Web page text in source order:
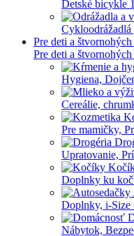
Detské bicykle
Cykloodrážadlá
Pre deti a
Pre deti a
Hygiena,
Cereálie,
Pre mamičky,
Upratovanie,
Doplnky ku
Doplnky, i-Size
Nábytok,